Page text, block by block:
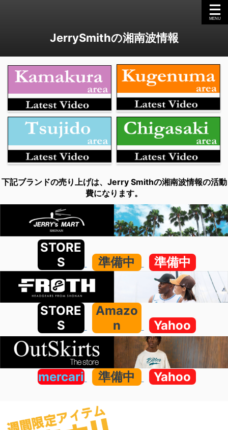
JerrySmithの湘南波情報
下記ブランドの売り上げは、Jerry Smithの湘南波情報の活動
費になります。
STORE
S
準備中 準備中
STORE
S
Amazo
n
Yahoo
mercari 準備中 Yahoo